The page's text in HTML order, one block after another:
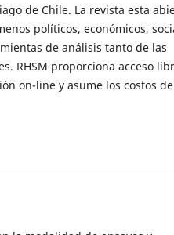
de Chile. La revista esta
políticos, económicos,
de análisis tanto de las
RHSM proporciona acceso
on-line y asume los costos de